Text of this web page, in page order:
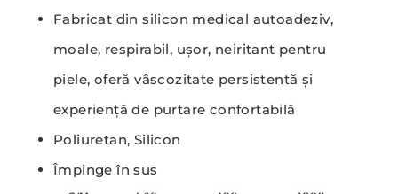
Fabricat din silicon medical autoadeziv,
moale, respirabil, ușor, neiritant pentru
piele, oferă vâscozitate persistentă și
experiență de purtare confortabilă
Poliuretan, Silicon
Împinge în sus